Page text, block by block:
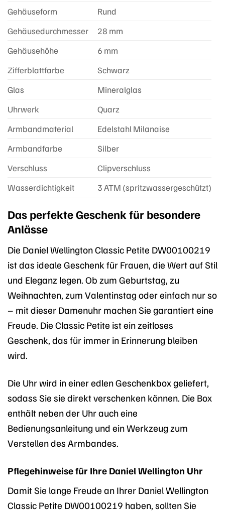
Gehäuseform
Rund
Gehäusedurchmesser
28 mm
Gehäusehöhe
6 mm
Zifferblattfarbe
Schwarz
Glas
Mineralglas
Uhrwerk
Quarz
Armbandmaterial
Edelstahl Milanaise
Armbandfarbe
Silber
Verschluss
Clipverschluss
Wasserdichtigkeit
3 ATM (spritzwassergeschützt)
Das perfekte Geschenk für besondere
Anlässe
Die Daniel Wellington Classic Petite DW00100219
ist das ideale Geschenk für Frauen, die Wert auf Stil
und Eleganz legen. Ob zum Geburtstag, zu
Weihnachten, zum Valentinstag oder einfach nur so
– mit dieser Damenuhr machen Sie garantiert eine
Freude. Die Classic Petite ist ein zeitloses
Geschenk, das für immer in Erinnerung bleiben
wird.
Die Uhr wird in einer edlen Geschenkbox geliefert,
sodass Sie sie direkt verschenken können. Die Box
enthält neben der Uhr auch eine
Bedienungsanleitung und ein Werkzeug zum
Verstellen des Armbandes.
Pflegehinweise für Ihre Daniel Wellington Uhr
Damit Sie lange Freude an Ihrer Daniel Wellington
Classic Petite DW00100219 haben, sollten Sie